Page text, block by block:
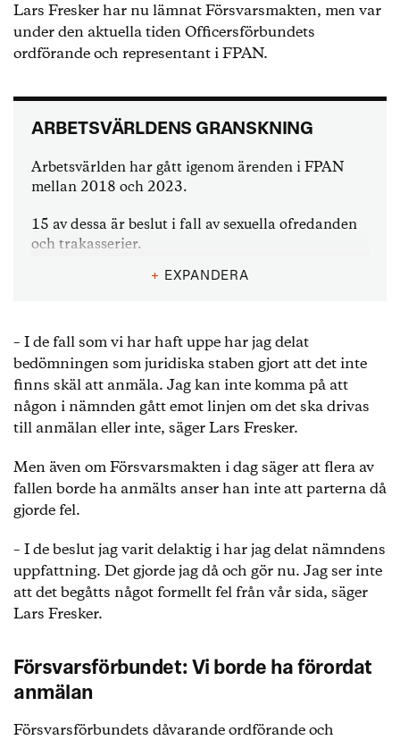
Lars Fresker har nu lämnat Försvarsmakten, men var
under den aktuella tiden Officersförbundets
ordförande och representant i FPAN.
ARBETSVÄRLDENS GRANSKNING
Arbetsvärlden har gått igenom ärenden i FPAN
mellan 2018 och 2023.
15 av dessa är beslut i fall av sexuella ofredanden
och trakasserier.
I 12 av fallen fattades beslut om löneavdrag på 25
I 1 fall ledde det till en varning.
2 fall avskrevs efter att den anklagade självmant
sade upp sig.
Inget av besluten innebar en polisanmälan.
Inget av besluten har någon avvikande hållning
hos ledamöterna noterats.
del av ett fall där en anställd polisanmälts för flera
sexuella ofredanden vid samma tillfälle. Polisen
lade dock ned utredningen och FPAN avskriver
därför ärendet utan påföljd.
+ EXPANDERA
– I de fall som vi har haft uppe har jag delat
bedömningen som juridiska staben gjort att det inte
finns skäl att anmäla. Jag kan inte komma på att
någon i nämnden gått emot linjen om det ska drivas
till anmälan eller inte, säger Lars Fresker.
Men även om Försvarsmakten i dag säger att flera av
fallen borde ha anmälts anser han inte att parterna då
gjorde fel.
– I de beslut jag varit delaktig i har jag delat nämndens
uppfattning. Det gjorde jag då och gör nu. Jag ser inte
att det begåtts något formellt fel från vår sida, säger
Lars Fresker.
Försvarsförbundet: Vi borde ha förordat
anmälan
Försvarsförbundets dåvarande ordförande och